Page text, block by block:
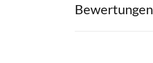
Bewertungen